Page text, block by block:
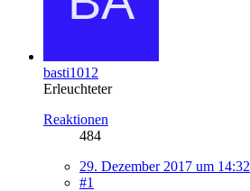
basti1012
Erleuchteter
Reaktionen
484
29. Dezember 2017 um 14:32
#1